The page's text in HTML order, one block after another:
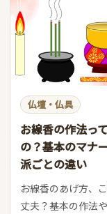
仏壇・仏具
お線香の作法っ
の？基本のマナ
派ごとの違い
お線香のあげ方、
丈夫？基本の作法